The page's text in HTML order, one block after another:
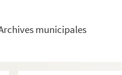
municipales